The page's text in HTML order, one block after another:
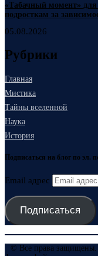
«Табачный момент»
подросткам за
05.08.2026
Рубрики
Главная
Мистика
Тайны вселенной
Наука
История
Подписаться на блог по эл.
Email адрес
Подписаться
© Все права защищены.